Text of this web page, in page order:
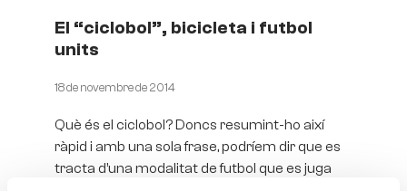
El “ciclobol”, bicicleta i futbol
units
18 de novembre de 2014
Què és el ciclobol? Doncs resumint-ho així
ràpid i amb una sola frase, podríem dir que es
tracta d’una modalitat de futbol que es juga